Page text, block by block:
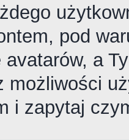
pod
avatarów, a
możliwości
i zapytaj